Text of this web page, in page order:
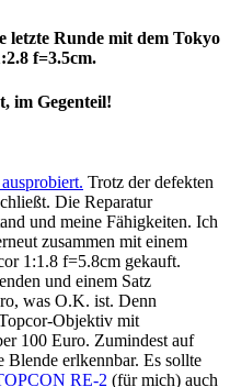
letzte Runde mit dem Tokyo
f=3.5cm.
im Gegenteil!
Trotz der defekten
Die Reparatur
und meine Fähigkeiten. Ich
zusammen mit einem
1:1.8 f=5.8cm gekauft.
und einem Satz
was O.K. ist. Denn
Objektiv mit
100 Euro. Zumindest auf
Blende erlkennbar. Es sollte
RE-2 (für mich) auch